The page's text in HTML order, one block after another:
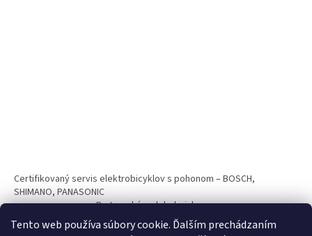
Tento web používa súbory cookie. Ďalším prechádzaním
Certifikovaný servis elektrobicyklov s pohonom – BOSCH,
SHIMANO, PANASONIC
Partnerský web hokejshop.eu